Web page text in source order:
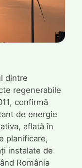
dintre
regenerabile
confirmă
de energie
aflată în
planificare,
instalate de
România